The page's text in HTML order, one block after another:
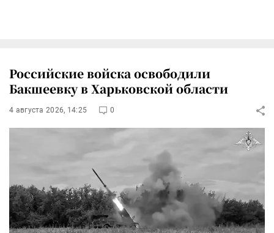
Российские войска освободили
Бакшеевку в Харьковской области
4 августа 2026, 14:25 0